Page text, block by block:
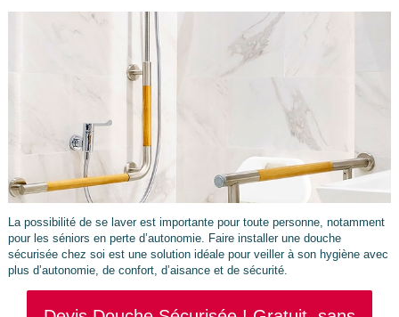
La possibilité de se laver est importante pour toute personne, notamment
pour les séniors en perte d’autonomie. Faire installer une douche
sécurisée chez soi est une solution idéale pour veiller à son hygiène avec
plus d’autonomie, de confort, d’aisance et de sécurité.